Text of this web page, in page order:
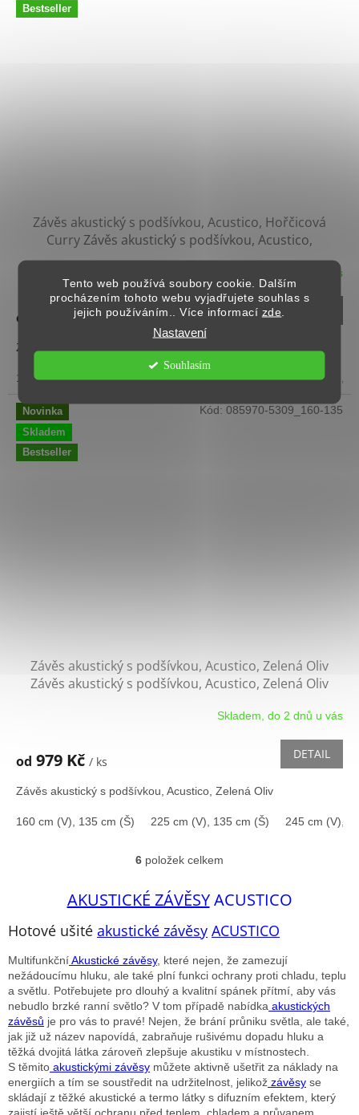
Tento web používá soubory cookie. Dalším
procházením tohoto webu vyjadřujete souhlas s
jejich používáním.. Více informací zde
Nastavení
Souhlasím
Bestseller
Závěs akustický s podšívkou, Acustico, Hořčicová
CurryZávěs akustický s podšívkou, Acustico,
Hořčicová Curry
hodnocení
produktu
je
z
hvězdiček.
Skladem, do 2 dnů u vás
od 979 Kč/ ks
Závěs akustický s podšívkou, Acustico, Hořčicová Curry
160 cm (V), 135 cm (Š) 225 cm (V), 135 cm (Š) 245 cm (V),
Novinka
Skladem
Bestseller
Závěs akustický s podšívkou, Acustico, Zelená Oliv
Závěs akustický s podšívkou, Acustico, Zelená Oliv
je
z
hvězdiček.
Skladem, do 2 dnů u vás
od 979 Kč / ks
DETAIL
Závěs akustický s podšívkou, Acustico, Zelená Oliv
160 cm (V), 135 cm (Š) 225 cm (V), 135 cm (Š) 245 cm (V),
Kód: 085970-5309_160-135
O
l
á
d
a
c
í
p
r
v
k
y
v
ý
p
i
6 položek celkem
AKUSTICKÉ ZÁVĚSYACUSTICO
Hotové ušité akustické závěsy ACUSTICO
MultifunkčníAkustické závěsy, které nejen, že zamezují
nežádoucímu hluku, ale také plní funkci ochrany proti chladu, teplu
a světlu. Potřebujete pro dlouhý a kvalitní spánek přítmí, aby vás
nebudlo brzké ranní světlo? V tom případě nabídka akustických
závěsů je pro vás to pravé! Nejen, že brání průniku světla, ale také,
jak již už název napovídá, zabraňuje rušivému dopadu hluku a
těžká dvojitá látka zároveň zlepšuje akustiku v místnostech.
S těmito akustickými závěsy můžete aktivně ušetřit za náklady na
energiích a tím se soustředit na udržitelnost, jelikož závěsy se
skládají z těžké akustické a termo látky s difuzním efektem, který